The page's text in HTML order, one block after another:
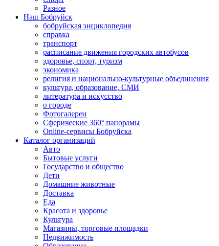
Разное
Наш Бобруйск
бобруйская энциклопедия
справка
транспорт
расписание движения городских автобусов
здоровье, спорт, туризм
экономика
религия и национально-культурные объединения
культура, образование, СМИ
литература и искусство
о городе
Фотогалереи
Сферические 360° панорамы
Online-сервисы Бобруйска
Каталог организаций
Авто
Бытовые услуги
Государство и общество
Дети
Домашние животные
Доставка
Еда
Красота и здоровье
Культура
Магазины, торговые площадки
Недвижимость